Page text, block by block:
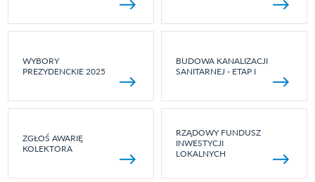
WYBORY
PREZYDENCKIE 2025
BUDOWA KANALIZACJI
SANITARNEJ - ETAP I
ZGŁOŚ AWARIĘ
KOLEKTORA
RZĄDOWY FUNDUSZ
INWESTYCJI
LOKALNYCH